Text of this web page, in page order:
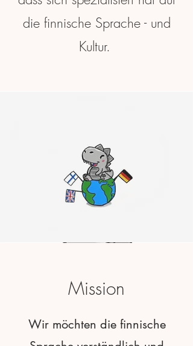
die finnische Sprache - und
Kultur.
Mission
Wir möchten die finnische